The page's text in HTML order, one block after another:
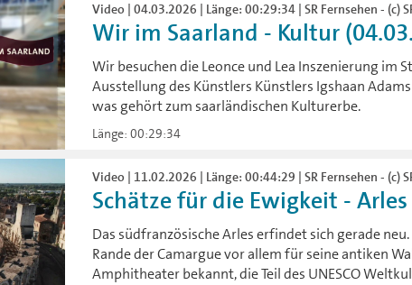
Video | 04.03.2026 | Länge: 00:29:34 | SR Fernsehen - (c)
Wir im Saarland - Kultur
Wir besuchen die Leonce und Lea Inszenierung im
Ausstellung des Künstlers Künstlers Igshaan
was gehört zum saarländischen Kulturerbe.
Länge: 00:29:34
Video | 11.02.2026 | Länge: 00:44:29 | SR Fernsehen - (c)
Schätze für die Ewigkeit - Arles
Das südfranzösische Arles erfindet sich gerade
Rande der Camargue vor allem für seine antiken
Amphitheater bekannt, die Teil des UNESCO